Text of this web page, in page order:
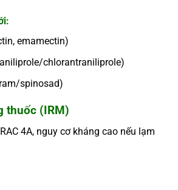
emamectin)
chlorantraniliprole)
spinosad)
thuốc (IRM)
4A, nguy cơ kháng cao nếu lạm